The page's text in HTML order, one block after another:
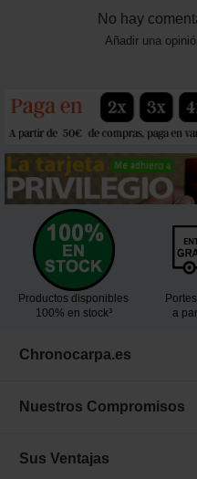
No hay
Añadir una
Productos disponibles
100% en stock³
a
Chronocarpa.es
Nuestros Compromisos
Sus Ventajas